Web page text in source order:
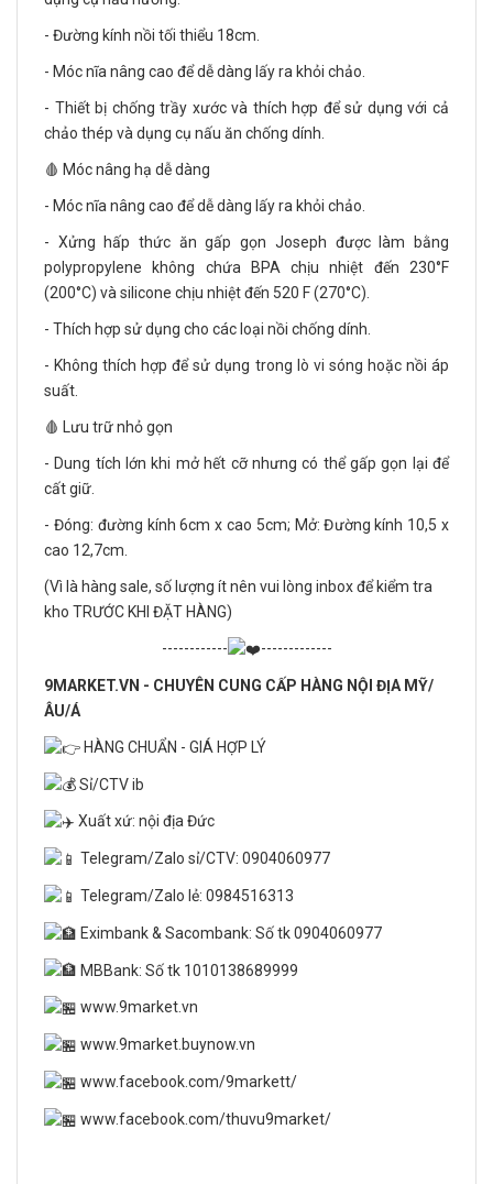
- Đường kính nồi tối thiểu 18cm.
- Móc nĩa nâng cao để dễ dàng lấy ra khỏi chảo.
- Thiết bị chống trầy xước và thích hợp để sử dụng với cả
chảo thép và dụng cụ nấu ăn chống dính.
🩸 Móc nâng hạ dễ dàng
- Móc nĩa nâng cao để dễ dàng lấy ra khỏi chảo.
- Xửng hấp thức ăn gấp gọn Joseph được làm bằng
polypropylene không chứa BPA chịu nhiệt đến 230°F
(200°C) và silicone chịu nhiệt đến 520 F (270°C).
- Thích hợp sử dụng cho các loại nồi chống dính.
- Không thích hợp để sử dụng trong lò vi sóng hoặc nồi áp
suất.
🩸 Lưu trữ nhỏ gọn
- Dung tích lớn khi mở hết cỡ nhưng có thể gấp gọn lại để
cất giữ.
- Đóng: đường kính 6cm x cao 5cm; Mở: Đường kính 10,5 x
cao 12,7cm.
(Vì là hàng sale, số lượng ít nên vui lòng inbox để kiểm tra
kho TRƯỚC KHI ĐẶT HÀNG)
------------ -------------
9MARKET.VN - CHUYÊN CUNG CẤP HÀNG NỘI ĐỊA MỸ/
ÂU/Á
HÀNG CHUẨN - GIÁ HỢP LÝ
Sỉ/CTV ib
Xuất xứ: nội địa Đức
Telegram/Zalo sỉ/CTV: 0904060977
Telegram/Zalo lẻ: 0984516313
Eximbank & Sacombank: Số tk 0904060977
MBBank: Số tk 1010138689999
www.9market.vn
www.9market.buynow.vn
www.facebook.com/9markett/
www.facebook.com/thuvu9market/